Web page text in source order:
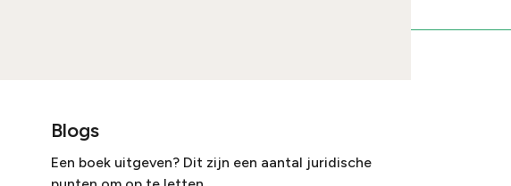
Blogs
Een boek uitgeven? Dit zijn een aantal juridische